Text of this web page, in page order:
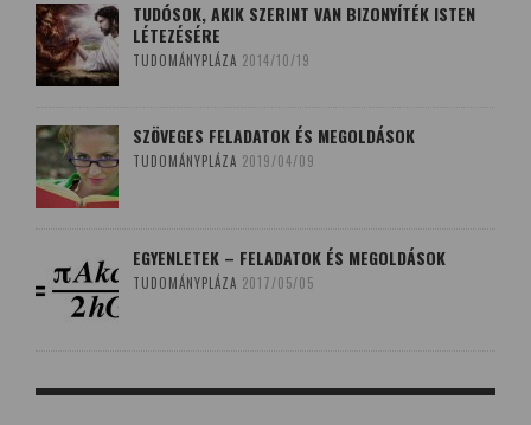
TUDÓSOK, AKIK SZERINT VAN BIZONYÍTÉK ISTEN
LÉTEZÉSÉRE
TUDOMÁNYPLÁZA 2014/10/19
SZÖVEGES FELADATOK ÉS MEGOLDÁSOK
TUDOMÁNYPLÁZA 2019/04/09
EGYENLETEK – FELADATOK ÉS MEGOLDÁSOK
TUDOMÁNYPLÁZA 2017/05/05